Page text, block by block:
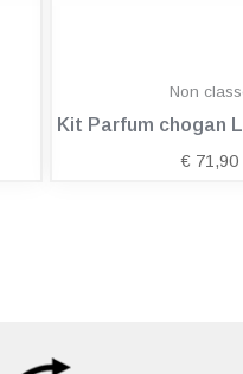
Non
Kit Parfum chogan
€ 71,90